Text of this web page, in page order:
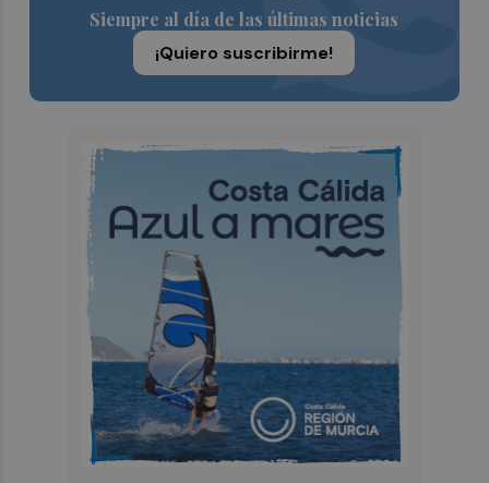
Siempre al día de las últimas noticias
¡Quiero suscribirme!